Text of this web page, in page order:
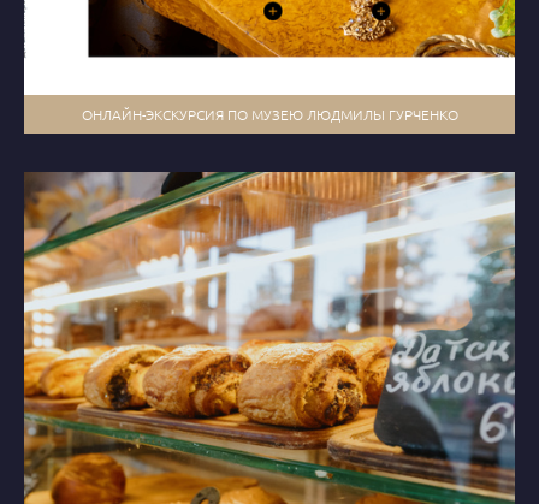
ОНЛАЙН-ЭКСКУРСИЯ ПО МУЗЕЮ ЛЮДМИЛЫ ГУРЧЕНКО